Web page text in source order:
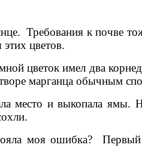
Требования к почве
цветов.
цветок имел два
марганца обычным
место и выкопала
моя ошибка?